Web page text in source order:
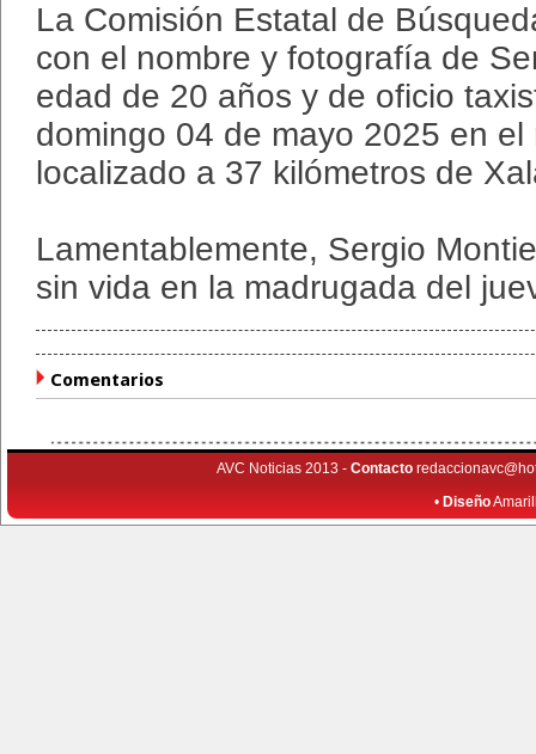
La Comisión Estatal de
con el nombre y fotografía de
edad de 20 años y de oficio
domingo 04 de mayo 2025 en
localizado a 37 kilómetros de
Lamentablemente, Sergio
sin vida en la madrugada del
Comentarios
AVC Noticias 2013 - Contacto
• Diseño